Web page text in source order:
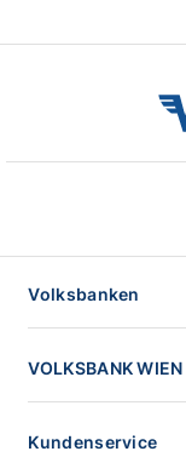
Volksbanken
VOLKSBANK WIEN
Kundenservice